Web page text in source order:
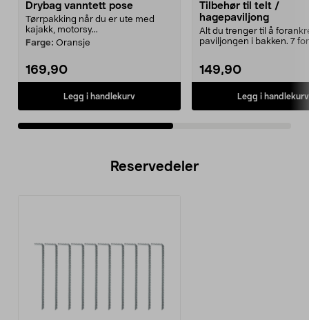
Drybag vanntett pose
Tørrpakking når du er ute med
kajakk, motorsy...
Farge: Oransje
169,90
Legg i handlekurv
Tilbehør til telt /
hagepaviljong
Alt du trenger til å
paviljongen i bakken. 7
149,90
Legg i handlekurv
Reservedeler